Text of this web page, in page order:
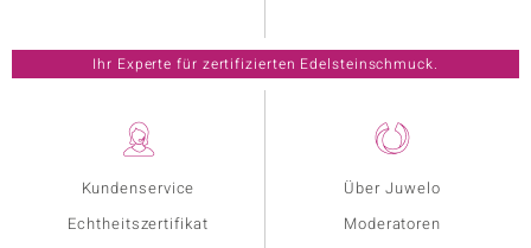
Kundenservice
Echtheitszertifikat
Über Juwelo
Moderatoren
Ihr Experte für zertifizierten Edelsteinschmuck.